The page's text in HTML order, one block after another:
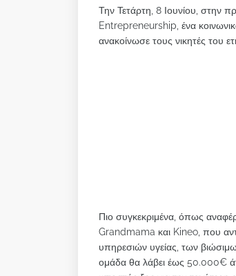
Την Τετάρτη, 8 Ιουνίου, στην
Entrepreneurship, ένα
ανακοίνωσε τους νικητές του
Πιο συγκεκριμένα, όπως
Grandmama και Kineo, που
υπηρεσιών υγείας, των
ομάδα θα λάβει έως 50.000€